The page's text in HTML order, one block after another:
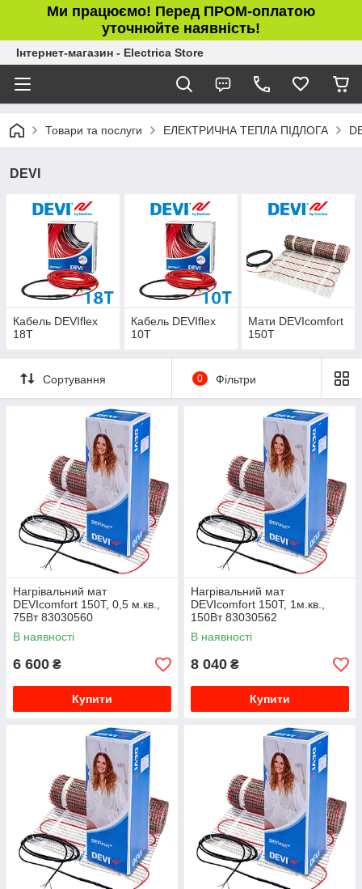
Ми працюємо! Перед ПРОМ-оплатою
уточнюйте наявність!
Інтернет-магазин - Electrica Store
Товари та послуги ЕЛЕКТРИЧНА ТЕПЛА ПІДЛОГА
DEVI
Кабель DEVIflex
18T
Кабель DEVIflex
10T
Мати DEVIcomfort
150T
Сортування 0 Фільтри
Нагрівальний мат
DEVIcomfort 150T, 0,5 м.кв.,
75Вт 83030560
В наявності
6 600 ₴
Купити
Нагрівальний мат
DEVIcomfort 150T, 1м.кв.,
150Вт 83030562
В наявності
8 040 ₴
Купити